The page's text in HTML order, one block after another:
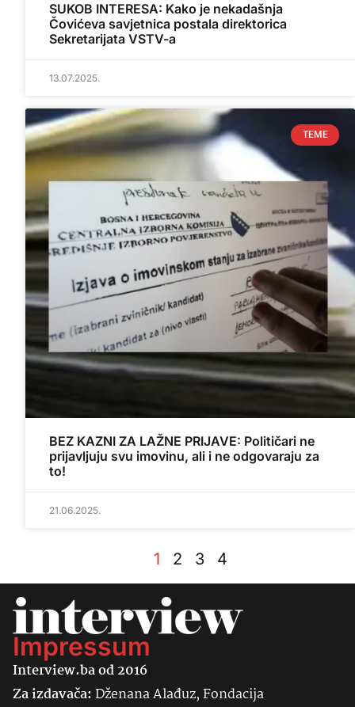
SUKOB INTERESA: Kako je nekadašnja
Čovićeva savjetnica postala direktorica
Sekretarijata VSTV-a
13.07.2025.
TEME
BEZ KAZNI ZA LAŽNE PRIJAVE: Političari ne
prijavljuju svu imovinu, ali i ne odgovaraju za
to!
21.06.2025.
1 2 3 4
Impressum
Interview.ba od 2016
Za izdavača:Dženana Alađuz, Fondacija